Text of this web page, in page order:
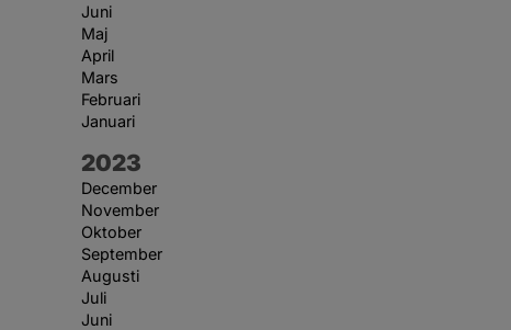
Juni
Maj
April
Mars
Februari
Januari
År:
2023
December
November
Oktober
September
Augusti
Juli
Juni